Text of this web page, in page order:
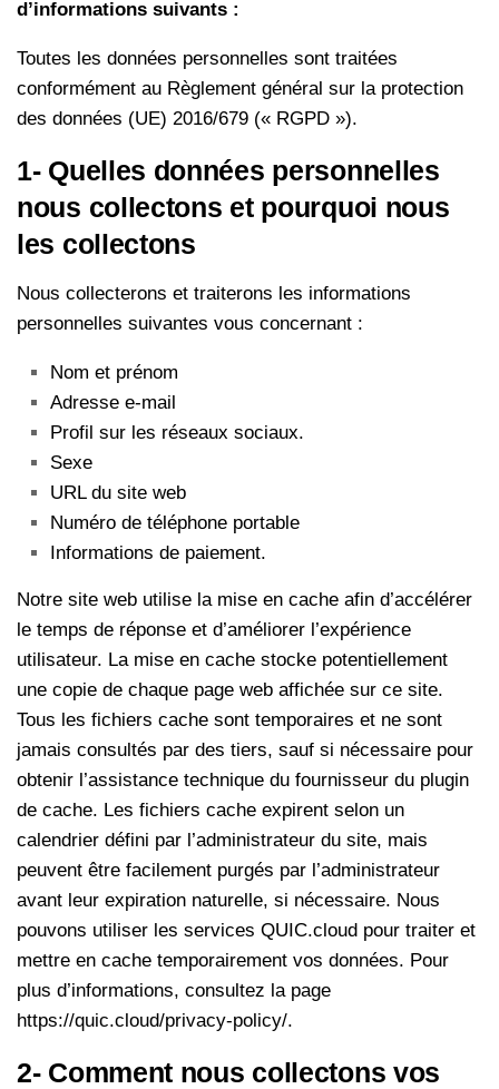
d’informations suivants :
Toutes les données personnelles sont traitées
conformément au Règlement général sur la protection
des données (UE) 2016/679 (« RGPD »).
1- Quelles données personnelles
nous collectons et pourquoi nous
les collectons
Nous collecterons et traiterons les informations
personnelles suivantes vous concernant :
Nom et prénom
Adresse e-mail
Profil sur les réseaux sociaux.
Sexe
URL du site web
Numéro de téléphone portable
Informations de paiement.
Notre site web utilise la mise en cache afin d’accélérer
le temps de réponse et d’améliorer l’expérience
utilisateur. La mise en cache stocke potentiellement
une copie de chaque page web affichée sur ce site.
Tous les fichiers cache sont temporaires et ne sont
jamais consultés par des tiers, sauf si nécessaire pour
obtenir l’assistance technique du fournisseur du plugin
de cache. Les fichiers cache expirent selon un
calendrier défini par l’administrateur du site, mais
peuvent être facilement purgés par l’administrateur
avant leur expiration naturelle, si nécessaire. Nous
pouvons utiliser les services QUIC.cloud pour traiter et
mettre en cache temporairement vos données. Pour
plus d’informations, consultez la page
https://quic.cloud/privacy-policy/.
2- Comment nous collectons vos